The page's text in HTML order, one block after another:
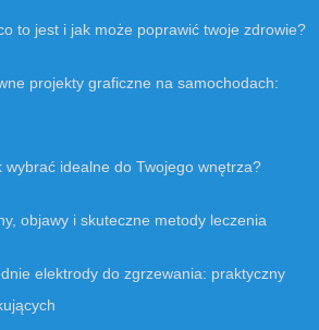
to jest i jak może poprawić twoje zdrowie?
projekty graficzne na samochodach:
wybrać idealne do Twojego wnętrza?
objawy i skuteczne metody leczenia
elektrody do zgrzewania: praktyczny